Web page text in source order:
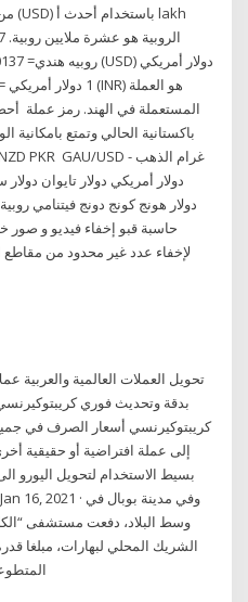
المستعملة في الهند. رمز عملة
باكستانية الحالي وتمتع
دولار أمريكي دولار تايوان
دولار هونج كونج دونج فيتنامي
حاسبة قبو إخفاء فيديو و صور
لإخفاء عدد غير محدود من مقاطع
تحويل العملات العالمية
بدقة وتحديث فوري
كريبتوكيرنسي أسعار الصرف في
إلى عملة افتراضية أو حقيقية
بسيط الاستخدام لتحويل اليورو
وسط البلاد، دفعت مستشفى